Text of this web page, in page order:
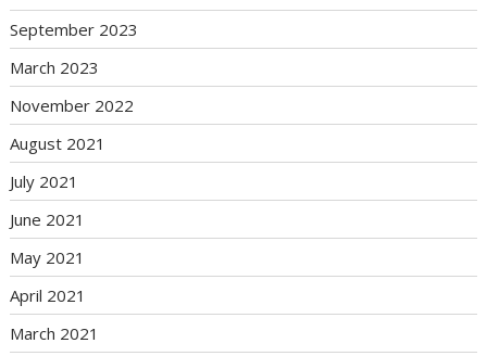
September 2023
March 2023
November 2022
August 2021
July 2021
June 2021
May 2021
April 2021
March 2021